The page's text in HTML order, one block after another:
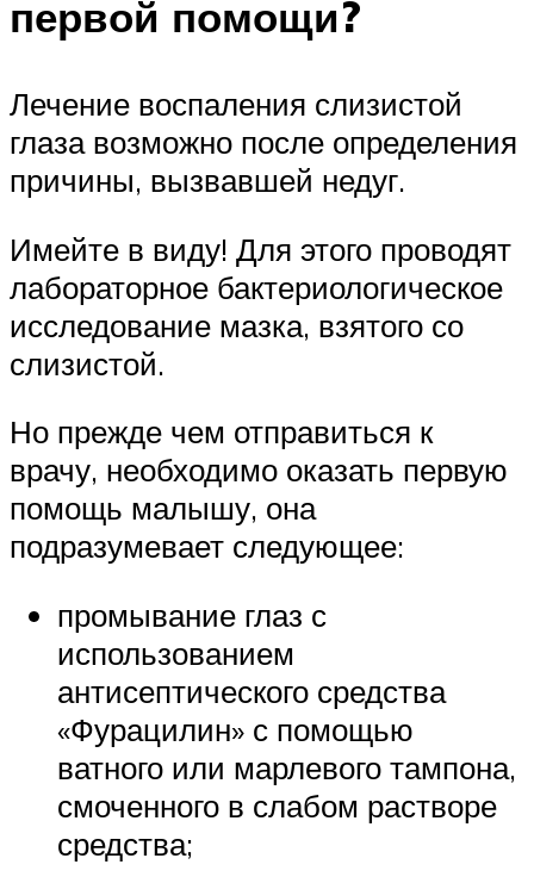
первой помощи?
Лечение воспаления слизистой
глаза возможно после определения
причины, вызвавшей недуг.
Имейте в виду! Для этого проводят
лабораторное бактериологическое
исследование мазка, взятого со
слизистой.
Но прежде чем отправиться к
врачу, необходимо оказать первую
помощь малышу, она
подразумевает следующее:
промывание глаз с
использованием
антисептического средства
«Фурацилин» с помощью
ватного или марлевого тампона,
смоченного в слабом растворе
средства;